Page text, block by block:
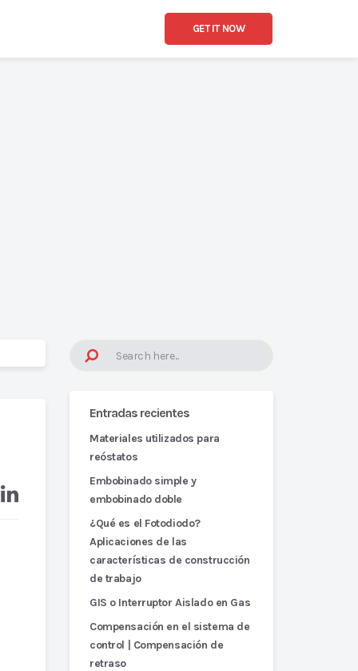
GET IT NOW
Entradas recientes
Materiales utilizados para
reóstatos
Embobinado simple y
embobinado doble
¿Qué es el Fotodiodo?
Aplicaciones de las
características de construcción
de trabajo
GIS o Interruptor Aislado en Gas
Compensación en el sistema de
control | Compensación de
retraso